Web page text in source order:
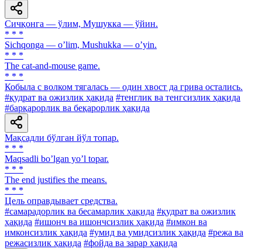
Сичқонга — ўлим, Мушукка — ўйин.
* * *
Sichqonga — oʼlim, Mushukka — oʼyin.
* * *
The cat-and-mouse game.
* * *
Кобыла с волком тягалась — один хвост да грива остались.
#қудрат ва ожизлик ҳақида #тенглик ва тенгсизлик ҳақида
#барқарорлик ва беқарорлик ҳақида
Мақсадли бўлган йўл топар.
* * *
Maqsadli boʼlgan yoʼl topar.
* * *
The end justifies the means.
* * *
Цель оправдывает средства.
#самарадорлик ва бесамарлик ҳақида #қудрат ва ожизлик
ҳақида #ишонч ва ишончсизлик ҳақида #имкон ва
имконсизлик ҳақида #умид ва умидсизлик ҳақида #режа ва
режасизлик ҳақида #фойда ва зарар ҳақида